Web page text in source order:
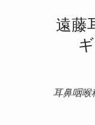
遠藤
耳鼻咽喉